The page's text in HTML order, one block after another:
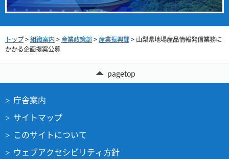
トップ>組織案内>産業政策部>産業振興課> 山梨県地場産品情報発信業務に
かかる企画提案公募
pagetop
庁舎案内
サイトマップ
このサイトについて
ウェブアクセシビリティ方針